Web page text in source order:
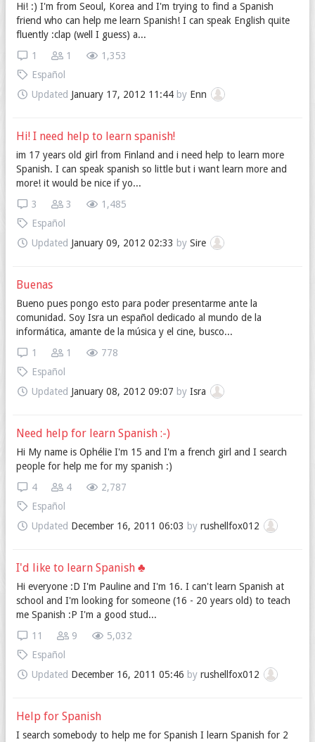
Hi! :) I'm from Seoul, Korea and I'm trying to find a Spanish
friend who can help me learn Spanish! I can speak English quite
fluently :clap (well I guess) a...
1,353
1
1
Español
Updated January 17, 2012 11:44by Enn
Hi! I need help to learn spanish!
im 17 years old girl from Finland and i need help to learn more
Spanish. I can speak spanish so little but i want learn more and
more! it would be nice if yo...
1,485
3
3
Español
Updated January 09, 2012 02:33 by Sire
Buenas
Bueno pues pongo esto para poder presentarme ante la
comunidad. Soy Isra un español dedicado al mundo de la
informática, amante de la música y el cine, busco...
778
1
1
Español
Updated January 08, 2012 09:07 by Isra
Need help for learn Spanish :-)
Hi My name is Ophélie I'm 15 and I'm a french girl and I search
people for help me for my spanish :)
2,787
4
4
Español
Updated December 16, 2011 06:03 by rushellfox012
I'd like to learn Spanish ♣
Hi everyone :D I'm Pauline and I'm 16. I can't learn Spanish at
school and I'm looking for someone (16 - 20 years old) to teach
me Spanish :P I'm a good stud...
5,032
9
11
Español
Updated December 16, 2011 05:46 by rushellfox012
Help for Spanish
I search somebody to help me for Spanish I learn Spanish for 2